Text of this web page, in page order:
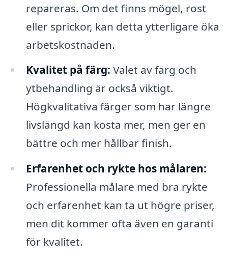
repareras. Om det finns mögel, rost
eller sprickor, kan detta ytterligare öka
arbetskostnaden.
Kvalitet på färg: Valet av färg och
ytbehandling är också viktigt.
Högkvalitativa färger som har längre
livslängd kan kosta mer, men ger en
bättre och mer hållbar finish.
Erfarenhet och rykte hos målaren:
Professionella målare med bra rykte
och erfarenhet kan ta ut högre priser,
men dit kommer ofta även en garanti
för kvalitet.